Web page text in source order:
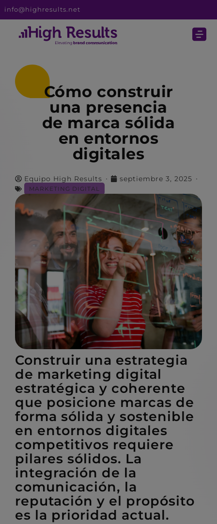
info@highresults.net
Cómo construir
una presencia
de marca sólida
en entornos
digitales
Equipo High Results septiembre 3, 2025
MARKETING DIGITAL
Construir una estrategia
de marketing digital
estratégica y coherente
que posicione marcas de
forma sólida y sostenible
en entornos digitales
competitivos requiere
pilares sólidos. La
integración de la
comunicación, la
reputación y el propósito
es la prioridad actual.